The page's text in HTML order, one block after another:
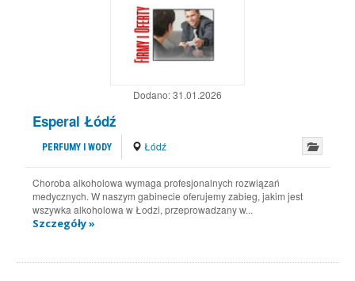
Dodano:31.01.2026
Esperal Łódź
PERFUMY I WODY Łódź
Choroba alkoholowa wymaga profesjonalnych rozwiązań
medycznych. W naszym gabinecie oferujemy zabieg, jakim jest
wszywka alkoholowa w Łodzi, przeprowadzany w...
Szczegóły »